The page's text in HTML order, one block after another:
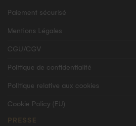
Paiement sécurisé
Mentions Légales
CGU/CGV
Politique de confidentialité
Politique relative aux cookies
Cookie Policy (EU)
PRESSE